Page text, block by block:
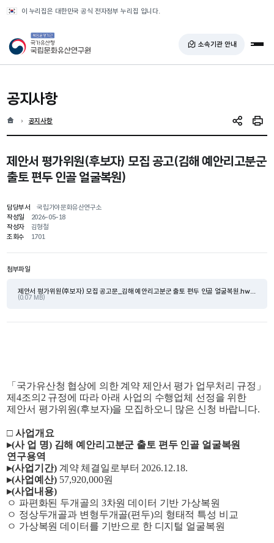
이 누리집은 대한민국 공식 전자정부 누리집 입니다.
국가유산청 국립문화유산연구원 소속기관 안내 전
공지사항
홈 현재 위치
공지사항 SNS 공유인쇄
제안서 평가위원(후보자) 모집 공고(김해 예안리고분군
출토 편두 인골 얼굴복원)
담당부서
국립가야문화유산연구소
작성일
2026-05-18
작성자
김형철
조회수
1701
첨부파일
(0.07 MB)
「 국가유산청 협상에 의한 계약 제안서 평가 업무처리 규정 」
제4조의 2 규정에 따라 아래 사업의 수행업체 선정을 위한
제안서 평가위원(후보자)을 모집하오니 많은 신청 바랍니다.
□ 사업개요
▸(사 업 명) 김해 예안리고분군 출토 편두 인골 얼굴복원
연구용역
▸(사업기간) 계약 체결일로부터 2026.12.18.
▸(사업예산) 57,920,000원
▸(사업내용)
ㅇ 파편화된 두개골의 3차원 데이터 기반 가상복원
ㅇ 정상두개골과 변형두개골(편두)의 형태적 특성 비교
ㅇ 가상복원 데이터를 기반으로 한 디지털 얼굴복원